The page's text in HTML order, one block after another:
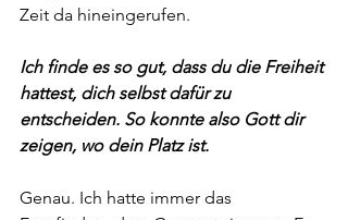
Zeit da hineingerufen.
Ich finde es so gut, dass du die Freiheit
hattest, dich selbst dafür zu
entscheiden. So konnte also Gott dir
zeigen, wo dein Platz ist.
Genau. Ich hatte immer das